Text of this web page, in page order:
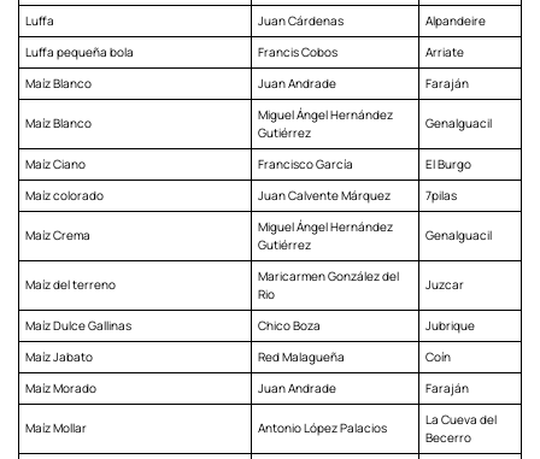
Luffa Juan Cárdenas
Alpandeire
Luffa pequeña bola
Francis Cobos
Arriate
Maíz Blanco
Juan Andrade Faraján
Maíz Blanco
Miguel Ángel Hernández
Gutiérrez
Genalguacil
Maíz Ciano Francisco García
El Burgo
Maíz colorado
Juan Calvente Márquez 7pilas
Maíz Crema
Miguel Ángel Hernández
Gutiérrez
Genalguacil
Maíz del terreno
Maricarmen González del
Rio
Juzcar
Maíz Dulce Gallinas Chico Boza
Jubrique
Maíz Jabato
Red Malagueña
Coín
Maíz Morado
Juan Andrade Faraján
Maíz Mollar Antonio López Palacios
La Cueva del
Becerro